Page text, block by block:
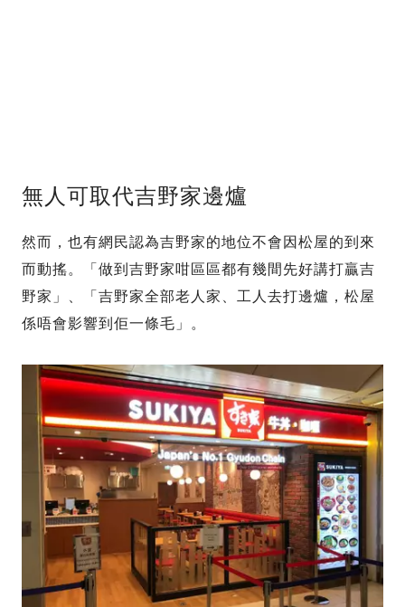
無人可取代吉野家邊爐
然而，也有網民認為吉野家的地位不會因松屋的到來
而動搖。「做到吉野家咁區區都有幾間先好講打贏吉
野家」、「吉野家全部老人家、工人去打邊爐，松屋
係唔會影響到佢一條毛」。